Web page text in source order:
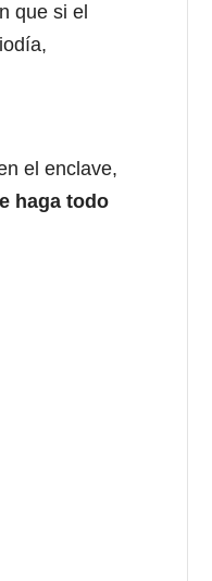
que si el
el enclave,
haga todo